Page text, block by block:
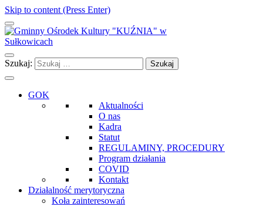
Skip to content (Press Enter)
Gminny Ośrodek Kultury "KUŹNIA" w Sułkowicach
Szukaj:
GOK
Aktualności
O nas
Kadra
Statut
REGULAMINY, PROCEDURY
Program działania
COVID
Kontakt
Działalność merytoryczna
Koła zainteresowań